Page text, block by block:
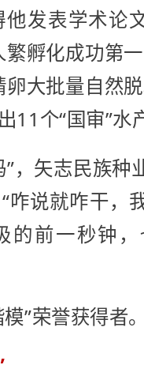
他发表学术论
孵化成功第
大批量自然
11个“国审”水
，矢志民族种
咋说就咋干，
的前一秒钟
”荣誉获得者